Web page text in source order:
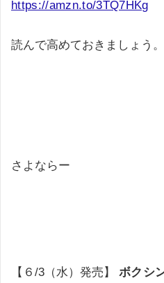
https://amzn.to/3TQ7HKg
読んで高めておきましょう。
さよならー
【６/3（水）発売】 ボクシ